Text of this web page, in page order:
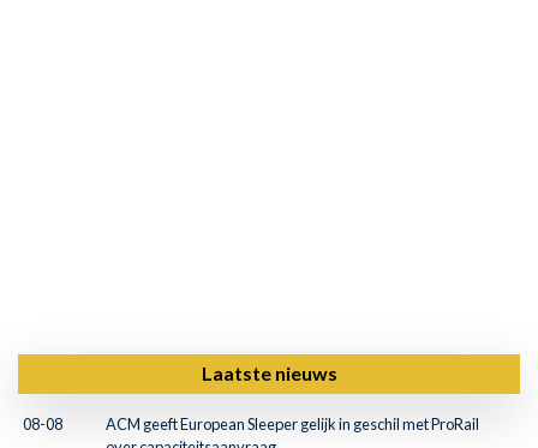
Laatste nieuws
08-08
ACM geeft European Sleeper gelijk in geschil met ProRail